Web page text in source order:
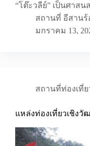
“โต๊ะวลีย์” เป็นศา
สถานที่ อีสานร้
มกราคม 13,
สถานที่ท่องเที่ย
แหล่งท่องเที่ยวเชิง